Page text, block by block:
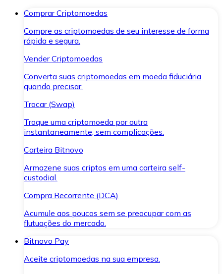
Comprar Criptomoedas
Compre as criptomoedas de seu interesse de forma
rápida e segura.
Vender Criptomoedas
Converta suas criptomoedas em moeda fiduciária
quando precisar.
Trocar (Swap)
Troque uma criptomoeda por outra
instantaneamente, sem complicações.
Carteira Bitnovo
Armazene suas criptos em uma carteira self-
custodial.
Compra Recorrente (DCA)
Acumule aos poucos sem se preocupar com as
flutuações do mercado.
Bitnovo Pay
Aceite criptomoedas na sua empresa.